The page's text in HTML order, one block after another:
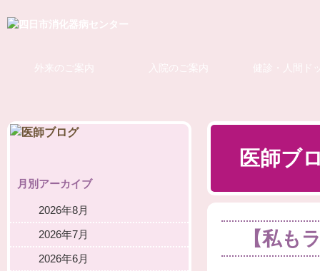
外来のご案内 入院のご案内 健診・人間ド
医師ブ
【私も
月別アーカイブ
2026年8月
2026年7月
2026年6月